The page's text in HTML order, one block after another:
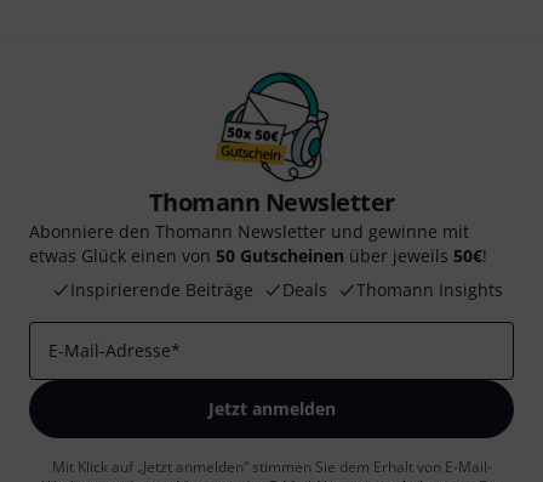
Thomann Newsletter
Abonniere den Thomann Newsletter und gewinne mit
etwas Glück einen von 50 Gutscheinen über jeweils 50€!
Inspirierende Beiträge
Deals Thomann Insights
E-Mail-Adresse*
Jetzt anmelden
Mit Klick auf „Jetzt anmelden“ stimmen Sie dem Erhalt von E-Mail-